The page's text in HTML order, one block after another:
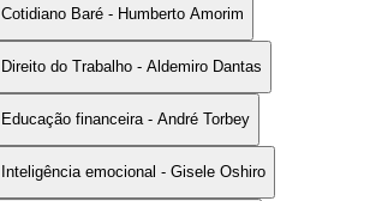
Cotidiano Baré - Humberto Amorim
Direito do Trabalho - Aldemiro Dantas
Educação financeira - André Torbey
Inteligência emocional - Gisele Oshiro